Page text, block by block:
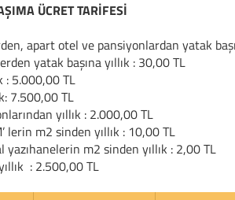
ÜCRET TARİFESİ
apart otel ve pansiyonlardan yatak
yatak başına yıllık : 30,00 TL
: 5.000,00 TL
7.500,00 TL
yıllık : 2.000,00 TL
lerin m2 sinden yıllık : 10,00 TL
m2 sinden yıllık : 2,00 TL
: 2.500,00 TL